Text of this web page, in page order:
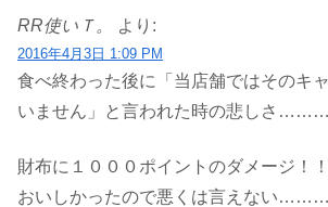
RR使いＴ。 より:
2016年4月3日 1:09 PM
食べ終わった後に「当店舗ではそのキ
いません」と言われた時の悲しさ………
財布に１０００ポイントのダメージ！！
おいしかったので悪くは言えない………